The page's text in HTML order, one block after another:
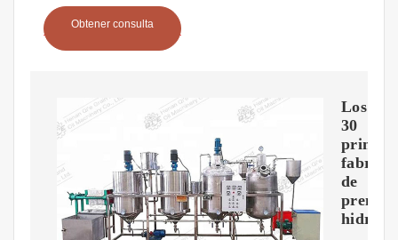
Obtener consulta
Los
30
de
prensas